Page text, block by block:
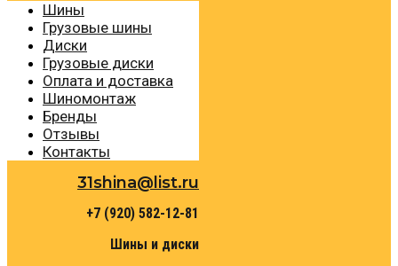
Шины
Грузовые шины
Диски
Грузовые диски
Оплата и доставка
Шиномонтаж
Бренды
Отзывы
Контакты
31shina@list.ru
+7 (920) 582-12-81
Шины и диски